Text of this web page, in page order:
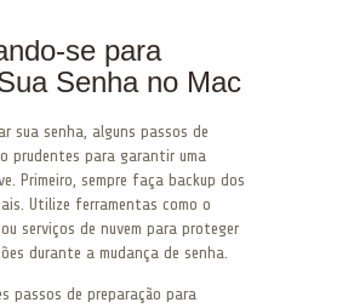
se para
Senha no Mac
sua senha, alguns passos de
prudentes para garantir uma
Primeiro, sempre faça backup dos
Utilize ferramentas como o
serviços de nuvem para proteger
durante a mudança de senha.
passos de preparação para